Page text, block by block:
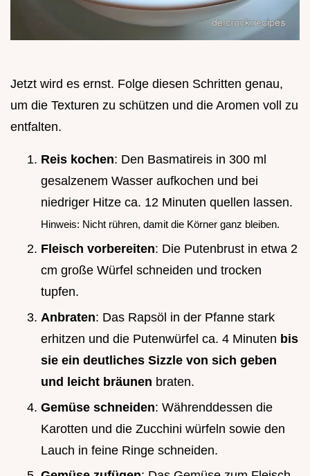
Jetzt wird es ernst. Folge diesen Schritten genau,
um die Texturen zu schützen und die Aromen voll zu
entfalten.
Reis kochen: Den Basmatireis in 300 ml
gesalzenem Wasser aufkochen und bei
niedriger Hitze ca. 12 Minuten quellen lassen.
Hinweis: Nicht rühren, damit die Körner ganz bleiben.
Fleisch vorbereiten: Die Putenbrust in etwa 2
cm große Würfel schneiden und trocken
tupfen.
Anbraten: Das Rapsöl in der Pfanne stark
erhitzen und die Putenwürfel ca. 4 Minuten bis
sie ein deutliches Sizzle von sich geben
und leicht bräunen braten.
Gemüse schneiden: Währenddessen die
Karotten und die Zucchini würfeln sowie den
Lauch in feine Ringe schneiden.